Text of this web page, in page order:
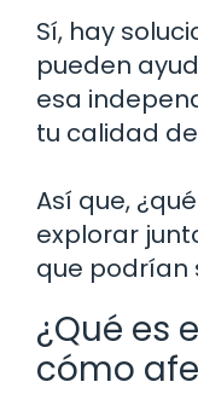
Sí, hay
pueden
esa
tu calidad
Así que,
explorar
que podrían
¿Qué es
cómo